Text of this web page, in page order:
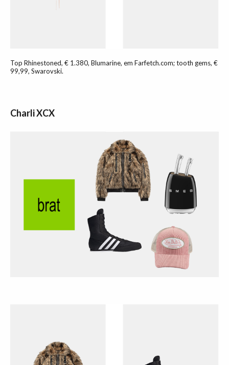
Top Rhinestoned, € 1.380, Blumarine, em Farfetch.com; tooth gems, €
99,99, Swarovski.
Charli XCX